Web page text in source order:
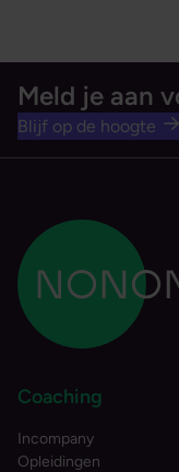
Meld je aan
Blijf op de hoogte
Coaching
Incompany
Opleidingen